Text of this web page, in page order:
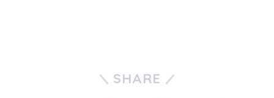
SHARE